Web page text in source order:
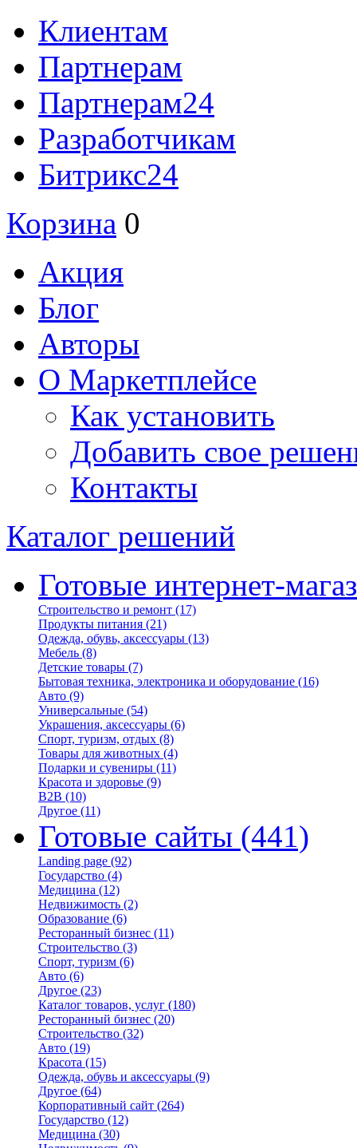
Клиентам
Партнерам
Партнерам24
Разработчикам
Битрикс24
Корзина 0
Акция
Блог
Авторы
О Маркетплейсе
Как установить
Добавить свое
Контакты
Каталог решений
Готовые интернет-
Строительство и ремонт (17)
Продукты питания (21)
Одежда, обувь, аксессуары (13)
Мебель (8)
Детские товары (7)
Бытовая техника, электроника и оборудование (16)
Авто (9)
Универсальные (54)
Украшения, аксессуары (6)
Спорт, туризм, отдых (8)
Товары для животных (4)
Подарки и сувениры (11)
Красота и здоровье (9)
B2B (10)
Другое (11)
Готовые сайты (441)
Landing page (92)
Государство (4)
Медицина (12)
Недвижимость (2)
Образование (6)
Ресторанный бизнес (11)
Строительство (3)
Спорт, туризм (6)
Авто (6)
Другое (23)
Каталог товаров, услуг (180)
Ресторанный бизнес (20)
Строительство (32)
Авто (19)
Красота (15)
Одежда, обувь и аксессуары (9)
Другое (64)
Корпоративный сайт (264)
Государство (12)
Медицина (30)